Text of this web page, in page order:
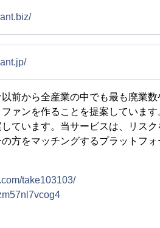
前から全産業の中でも最も廃業
ァンを作ることを提案していま
ています。当サービスは、リス
方をマッチングするプラットフォ
take103103/